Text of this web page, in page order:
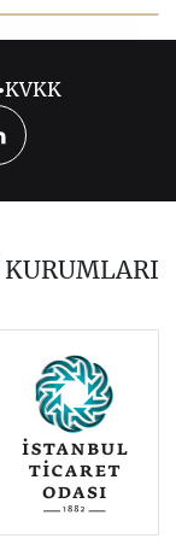
2024
KVKK
KURUMLARI